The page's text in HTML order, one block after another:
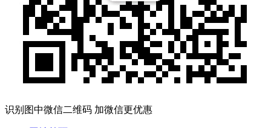
识别图中微信二维码 加微信更优惠